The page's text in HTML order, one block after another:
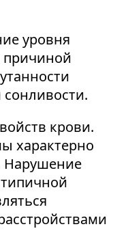
уровня
причиной
крови.
характерно
Нарушение